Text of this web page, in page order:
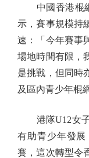
中國香港棍網
示，賽事規模持
速：「今年賽事
場地時間有限，
是挑戰，但同時
及區內青少年棍
港隊U12女子
有助青少年發
賽，這次轉型令